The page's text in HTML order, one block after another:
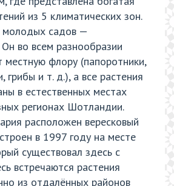
из 5 климатических зон.
молодых садов —
Он во всем разнообразии
местную флору (папоротники,
грибы и т. д.), а все растения
в естественных местах
регионах Шотландии.
расположен вересковый
в 1997 году на месте
существовал здесь с
встречаются растения
из отдалённых районов